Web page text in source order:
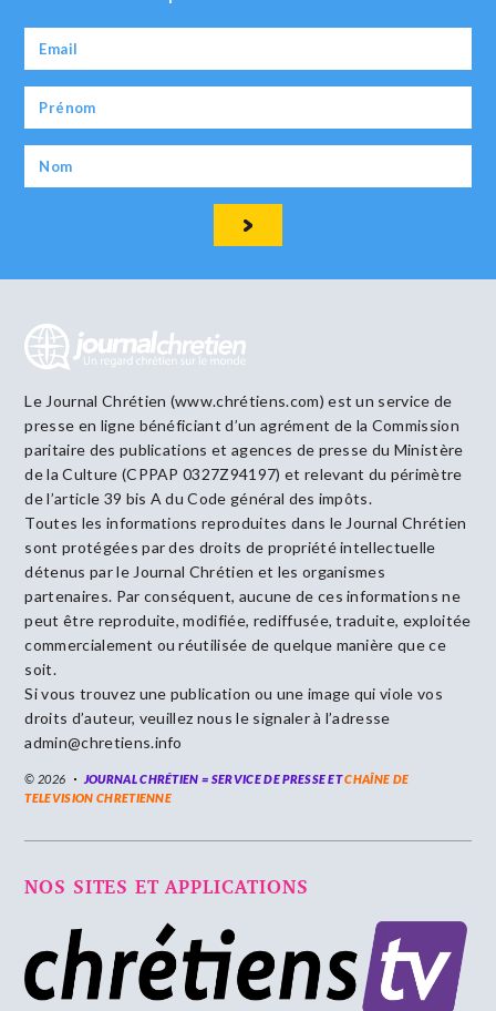
Le Journal Chrétien (www.chrétiens.com) est un service de
presse en ligne bénéficiant d’un agrément de la Commission
paritaire des publications et agences de presse du Ministère
de la Culture (CPPAP 0327Z94197) et relevant du périmètre
de l’article 39 bis A du Code général des impôts.
Toutes les informations reproduites dans le Journal Chrétien
sont protégées par des droits de propriété intellectuelle
détenus par le Journal Chrétien et les organismes
partenaires. Par conséquent, aucune de ces informations ne
peut être reproduite, modifiée, rediffusée, traduite, exploitée
commercialement ou réutilisée de quelque manière que ce
soit.
Si vous trouvez une publication ou une image qui viole vos
droits d’auteur, veuillez nous le signaler à l’adresse
admin@chretiens.info
© 2026 JOURNAL CHRÉTIEN = SERVICE DE PRESSE ETCHAÎNE DE
TELEVISION CHRETIENNE
NOS SITES ET APPLICATIONS